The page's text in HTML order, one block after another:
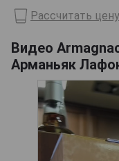
Рассчитать
Видео
Арманьяк